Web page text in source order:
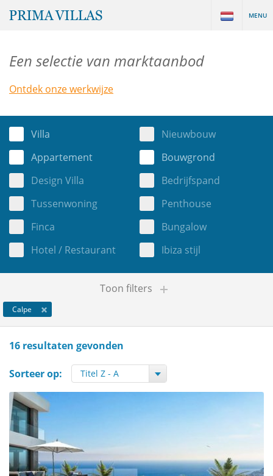
MENU
Een selectie van marktaanbod
Ontdek onze werkwijze
Villa
Nieuwbouw
Appartement
Bouwgrond
Design Villa
Bedrijfspand
Tussenwoning
Penthouse
Finca
Bungalow
Hotel / Restaurant
Ibiza stijl
Toon filters
Calpe
16 resultaten gevonden
Sorteer op: